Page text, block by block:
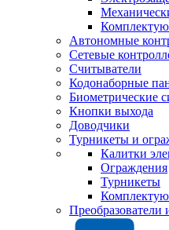
Автономные
Сетевые
Считыватели
Кодонаборные
Биометрические
Кнопки выхода
Доводчики
Турникеты и
Калитки
Ограждения
Турникеты
Преобразователи